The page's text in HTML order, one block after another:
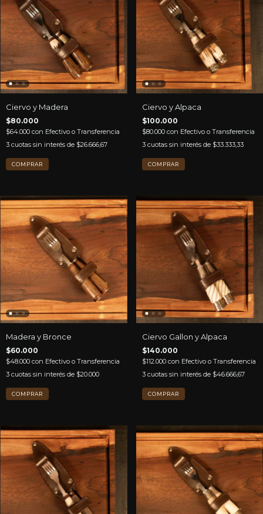
Ciervo y Madera
$80.000
$64.000 con Efectivo o Transferencia
3 cuotas sin interés de $26.666,67
Ciervo y Alpaca
$100.000
$80.000 con Efectivo o Transferencia
3 cuotas sin interés de $33.333,33
Madera y Bronce
$60.000
$48.000 con Efectivo o Transferencia
3 cuotas sin interés de $20.000
Ciervo Gallon y Alpaca
$140.000
$112.000 con Efectivo o Transferencia
3 cuotas sin interés de $46.666,67